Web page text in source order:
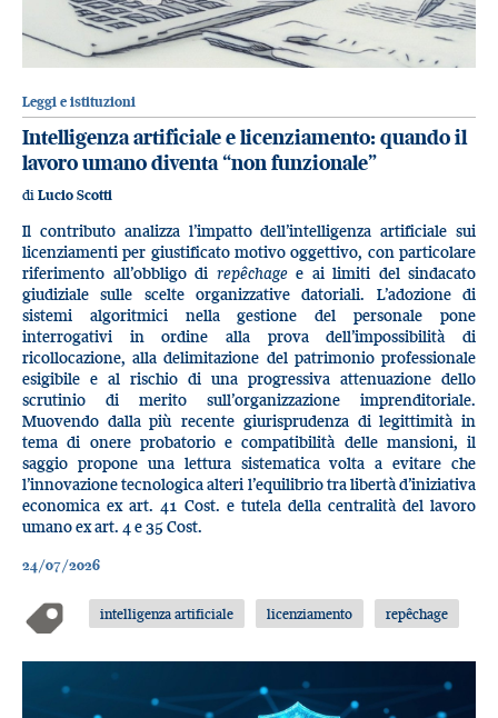
Leggi e istituzioni
Intelligenza artificiale e licenziamento: quando il
lavoro umano diventa “non funzionale”
di Lucio Scotti
Il contributo analizza l’impatto dell’intelligenza artificiale sui
licenziamenti per giustificato motivo oggettivo, con particolare
riferimento all’obbligo di repêchagee ai limiti del sindacato
giudiziale sulle scelte organizzative datoriali. L’adozione di
sistemi algoritmici nella gestione del personale pone
interrogativi in ordine alla prova dell’impossibilità di
ricollocazione, alla delimitazione del patrimonio professionale
esigibile e al rischio di una progressiva attenuazione dello
scrutinio di merito sull’organizzazione imprenditoriale.
Muovendo dalla più recente giurisprudenza di legittimità in
tema di onere probatorio e compatibilità delle mansioni, il
saggio propone una lettura sistematica volta a evitare che
l’innovazione tecnologica alteri l’equilibrio tra libertà d’iniziativa
economica ex art. 41 Cost. e tutela della centralità del lavoro
umano ex art. 4 e 35 Cost.
24/07/2026
intelligenza artificiale licenziamento repêchage